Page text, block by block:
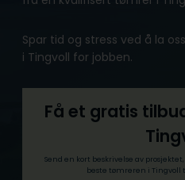
Spar tid og stress ved å la
i Tingvoll for jobben.
Få et gratis
Send en kort beskrivelse av
beste tømreren i Tingvoll